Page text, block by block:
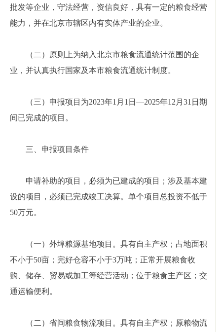
批发等企业，守法经营，资信良好，具有一定的粮食经营
能力，并在北京市辖区内有实体产业的企业。
（二）原则上为纳入北京市粮食流通统计范围的企
业，并认真执行国家及本市粮食流通统计制度。
（三）申报项目为2023年1月1日—2025年12月31日期
间已完成的项目。
三、申报项目条件
申请补助的项目，必须为已建成的项目；涉及基本建
设的项目，必须已完成竣工决算。单个项目总投资不低于
50万元。
（一）外埠粮源基地项目。具有自主产权；占地面积
不小于50亩；完好仓容不小于3万吨；正常开展粮食收
购、储存、贸易或加工等经营活动；位于粮食主产区；交
通运输便利。
（二）省间粮食物流项目。具有自主产权；原粮物流